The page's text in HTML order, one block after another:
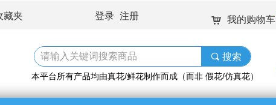
끠 搜索
登录 注册 낙 我的购物车
藏夹
本平台所有产品均由真花/鲜花制作而成（而非 假花/仿真花）